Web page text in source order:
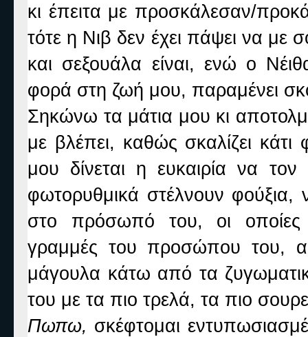
κι έπειτα με προσκάλεσαν/
τότε η Νιβ δεν έχει πάψει να με
και σεξουάλα είναι, ενώ ο
φορά στη ζωή μου, παραμένει
Σηκώνω τα μάτια μου κι
με βλέπει, καθώς σκαλίζει
μου δίνεται η ευκαιρία να
φωτορυθμικά στέλνουν φούξια,
στο πρόσωπό του, οι οποίες
γραμμές του προσώπου του,
μάγουλα κάτω από τα
του με τα πιο τρελά, τα πιο
Πωπω, σκέφτομαι